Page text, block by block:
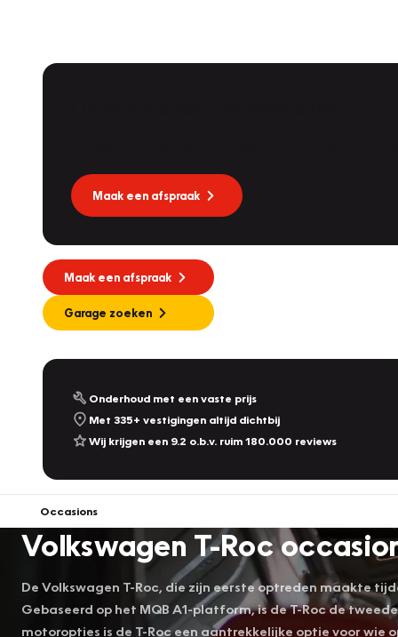
Maak een afspraak
Maak een afspraak
Garage zoeken
Onderhoud met een vaste prijs
Met 335+ vestigingen altijd dichtbij
Wij krijgen een 9.2 o.b.v. ruim 180.000 reviews
Occasions
Volkswagen T-Roc
De Volkswagen T-Roc, die zijn eerste optreden maakte
Gebaseerd op het MQB A1-platform, is de T-Roc de
motoropties is de T-Roc een aantrekkelijke optie voor